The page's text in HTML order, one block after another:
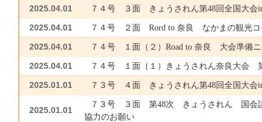
2025.04.01 ７４号 ３面 きょうされん第48回全国大会
2025.04.01 ７４号 ２面 Rord to 奈良 なかまの観光コ
2025.04.01 ７４号 １面（２）Road to 奈良 大会準備
2025.04.01 ７４号 １面（１）きょうされん奈良大会
2025.01.01 ７３号 ４面 きょうされん第48回全国大会
2025.01.01
７３号 ３面 第48次 きょうされん 国会
協力のお願い